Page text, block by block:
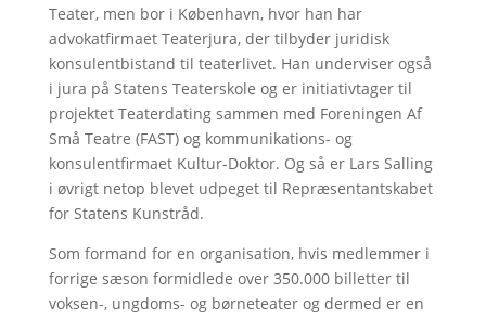
Teater, men bor i København, hvor han har
advokatfirmaet Teaterjura, der tilbyder juridisk
konsulentbistand til teaterlivet. Han underviser også
i jura på Statens Teaterskole og er initiativtager til
projektet Teaterdating sammen med Foreningen Af
Små Teatre (FAST) og kommunikations- og
konsulentfirmaet Kultur-Doktor. Og så er Lars Salling
i øvrigt netop blevet udpeget til Repræsentantskabet
for Statens Kunstråd.
Som formand for en organisation, hvis medlemmer i
forrige sæson formidlede over 350.000 billetter til
voksen-, ungdoms- og børneteater og dermed er en